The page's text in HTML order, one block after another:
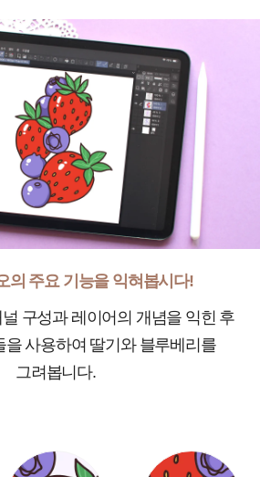
의 주요 기능을 익혀봅시다!
구성과 레이어의 개념을 익힌 후
을 사용하여 딸기와 블루베리를
그려봅니다.